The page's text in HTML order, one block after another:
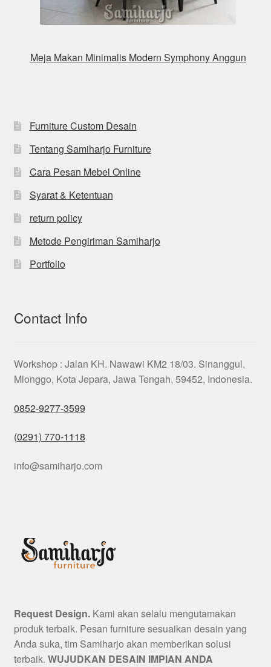
Meja Makan Minimalis Modern Symphony Anggun
Furniture Custom Desain
Tentang Samiharjo Furniture
Cara Pesan Mebel Online
Syarat & Ketentuan
return policy
Metode Pengiriman Samiharjo
Portfolio
Contact Info
Workshop : Jalan KH. Nawawi KM2 18/03. Sinanggul,
Mlonggo, Kota Jepara, Jawa Tengah, 59452, Indonesia.
0852-9277-3599
(0291) 770-1118
info@samiharjo.com
Request Design.Kami akan selalu mengutamakan
produk terbaik. Pesan furniture sesuaikan desain yang
Anda suka, tim Samiharjo akan memberikan solusi
terbaik. WUJUDKAN DESAIN IMPIAN ANDA